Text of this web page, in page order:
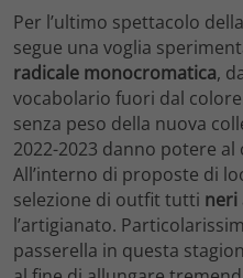
Per l’ultimo spettacolo
segue una voglia
radicale monocromatica,
vocabolario fuori dal
senza peso della nuova
2022-2023 danno potere
All’interno di proposte di
selezione di outfit tutti neri
l’artigianato.
passerella in questa